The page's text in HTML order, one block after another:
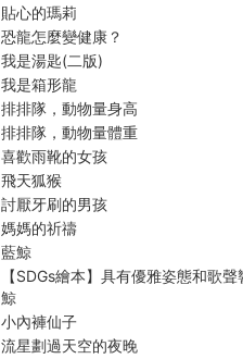
貼心的瑪莉
恐龍怎麼變健康？
我是湯匙(二版)
我是箱形龍
排排隊，動物量身高
排排隊，動物量體重
喜歡雨靴的女孩
飛天狐猴
討厭牙刷的男孩
媽媽的祈禱
藍鯨
【SDGs繪本】具有優雅姿態和歌
鯨
小內褲仙子
流星劃過天空的夜晚